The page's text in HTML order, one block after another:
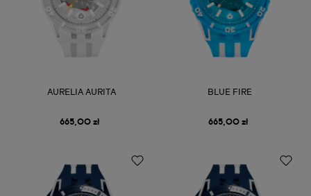
AURELIA AURITA
665,00 zł
BLUE FIRE
665,00 zł